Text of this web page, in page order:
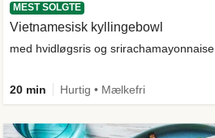
MEST SOLGTE
Vietnamesisk kyllingebowl
med hvidløgsris og srirachamayonnaise
20 min Hurtig • Mælkefri